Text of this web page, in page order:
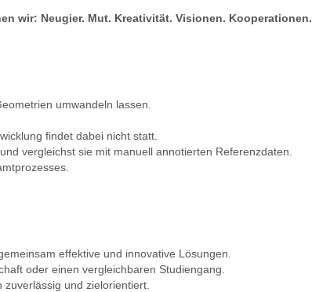
wir: Neugier. Mut. Kreativität. Visionen. Kooperationen.
umwandeln lassen.
findet dabei nicht statt.
vergleichst sie mit manuell annotierten Referenzdaten.
effektive und innovative Lösungen.
oder einen vergleichbaren Studiengang.
und zielorientiert.